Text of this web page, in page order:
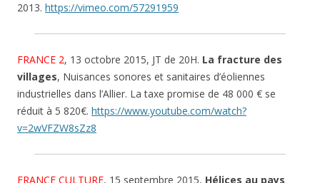
2013. https://vimeo.com/57291959
FRANCE 2, 13 octobre 2015, JT de 20H. La fracture des
villages, Nuisances sonores et sanitaires d’éoliennes
industrielles dans l’Allier. La taxe promise de 48 000 € se
réduit à 5 820€. https://www.youtube.com/watch?
v=2wVFZW8sZz8
FRANCE CULTURE, 15 septembre 2015, Hélices au pays